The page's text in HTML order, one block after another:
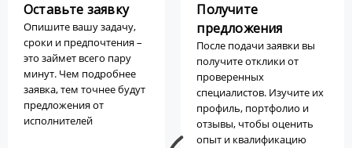
Оставьте заявку
Опишите вашу задачу,
сроки и предпочтения –
это займет всего пару
минут. Чем подробнее
заявка, тем точнее будут
предложения от
исполнителей
Получите
предложения
После подачи заявки вы
получите отклики от
проверенных
специалистов. Изучите их
профиль, портфолио и
отзывы, чтобы оценить
опыт и квалификацию